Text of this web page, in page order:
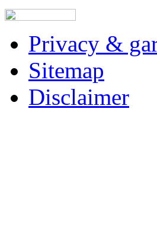
Privacy &
Sitemap
Disclaimer